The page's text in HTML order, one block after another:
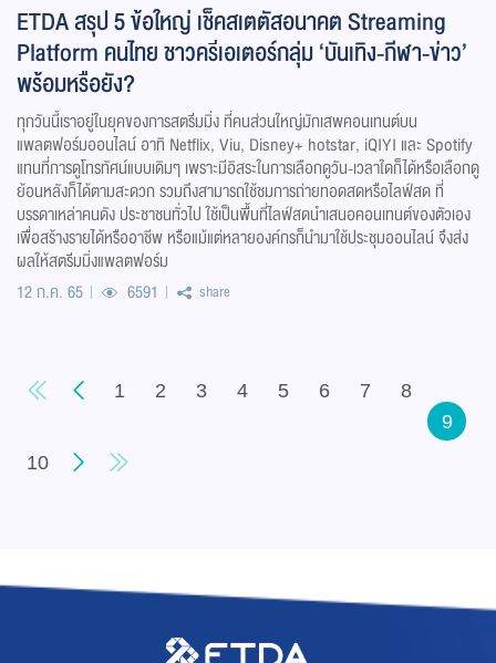
ETDA สรุป 5 ข้อใหญ่ เช็คสเตตัสอนาคต Streaming
Platform คนไทย ชาวครีเอเตอร์กลุ่ม ‘บันเทิง-กีฬา-ข่าว’
พร้อมหรือยัง?
ทุกวันนี้เราอยู่ในยุคของการสตรีมมิ่ง ที่คนส่วนใหญ่มักเสพคอนเทนต์บน
แพลตฟอร์มออนไลน์ อาทิ Netflix, Viu, Disney+ hotstar, iQIYI และ Spotify
แทนที่การดูโทรทัศน์แบบเดิมๆ เพราะมีอิสระในการเลือกดูวัน-เวลาใดก็ได้หรือเลือกดู
ย้อนหลังก็ได้ตามสะดวก รวมถึงสามารถใช้ชมการถ่ายทอดสดหรือไลฟ์สด ที่
บรรดาเหล่าคนดัง ประชาชนทั่วไป ใช้เป็นพื้นที่ไลฟ์สดนำเสนอคอนเทนต์ของตัวเอง
เพื่อสร้างรายได้หรืออาชีพ หรือแม้แต่หลายองค์กรก็นำมาใช้ประชุมออนไลน์ จึงส่ง
ผลให้สตรีมมิ่งแพลตฟอร์ม
12 ก.ค. 65
6591 share
1 2 3 4 5 6 7
8
9
10